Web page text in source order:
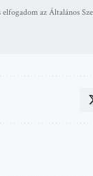
elfogadom az Általános